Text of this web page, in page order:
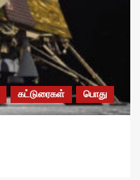
கட்டுரைகள் பொது